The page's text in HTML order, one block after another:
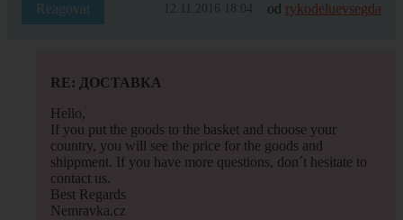
Reagovat 12.11.2016 18:04 od rykodeluevsegda
RE: ДОСТАВКА
Hello,
If you put the goods to the basket and choose your
country, you will see the price for the goods and
shippment. If you have more questions, don´t hesitate to
contact us.
Best Regards
Nemravka.cz